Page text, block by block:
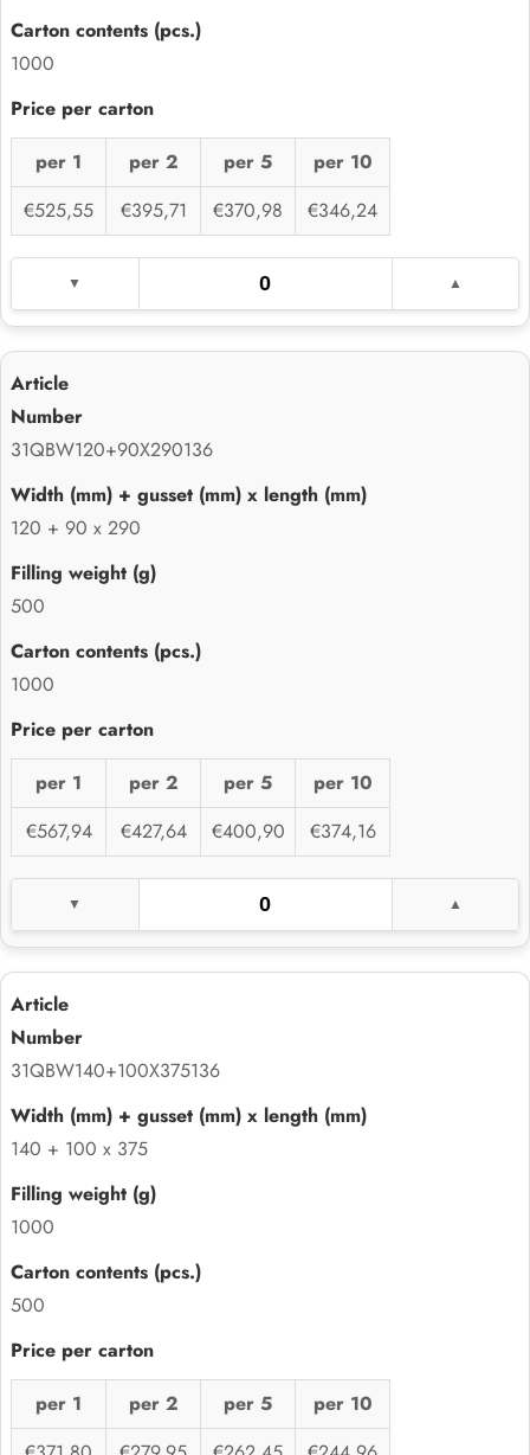
1000
per 1 per 2 per 5
per 10
€525,55
€395,71 €370,98 €346,24
31QBW120+90X290136
120 + 90 x 290
500
1000
per 1 per 2 per 5
per 10
€567,94
€427,64 €400,90 €374,16
31QBW140+100X375136
140 + 100 x 375
1000
500
per 1 per 2 per 5
per 10